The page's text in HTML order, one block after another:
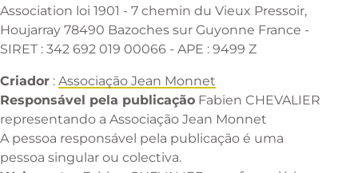
Association loi 1901 - 7 chemin du Vieux Pressoir,
Houjarray 78490 Bazoches sur Guyonne France -
SIRET : 342 692 019 00066 - APE : 9499 Z
Criador : Associação Jean Monnet
Responsável pela publicação Fabien CHEVALIER
representando a Associação Jean Monnet
A pessoa responsável pela publicação é uma
pessoa singular ou colectiva.